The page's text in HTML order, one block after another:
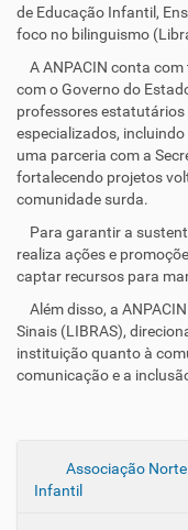
a
Associação
Infantil
de Educação Infantil,
foco no bilinguismo
A ANPACIN conta
com o Governo do
professores
especializados,
uma parceria com a
fortalecendo projetos
comunidade surda.
Para garantir a
realiza ações e
captar recursos para
Além disso, a
Sinais (LIBRAS),
instituição quanto à
comunicação e a